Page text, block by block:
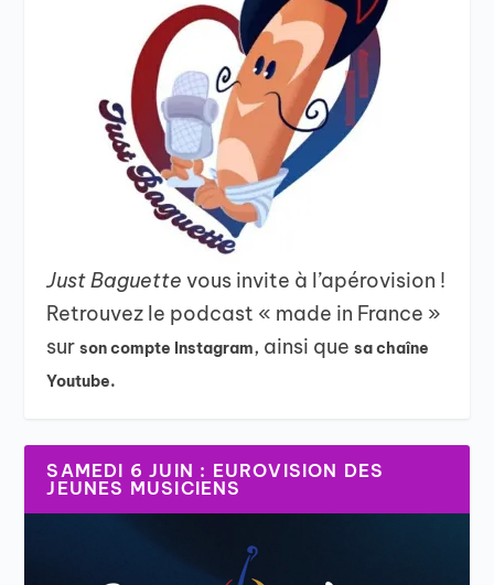
Just Baguettevous invite à l’apérovision !
Retrouvez le podcast « made in France »
surson compte Instagram, ainsi quesa chaîne
Youtube.
SAMEDI 6 JUIN : EUROVISION DES
JEUNES MUSICIENS